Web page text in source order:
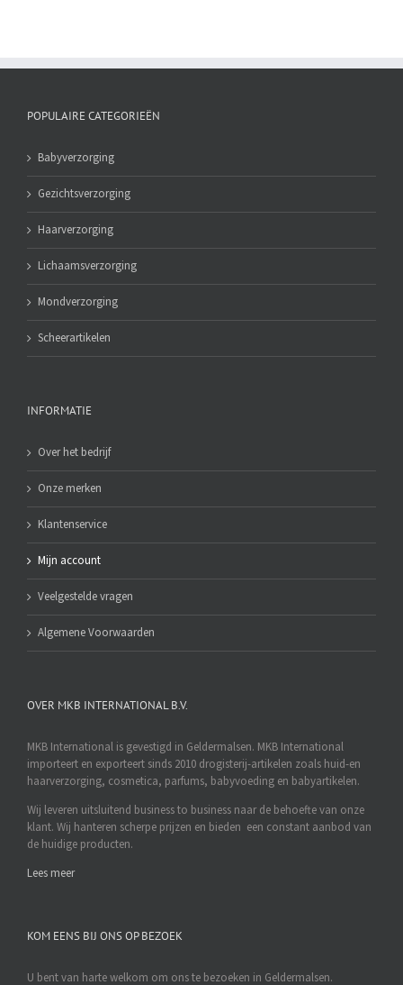
POPULAIRE CATEGORIEËN
Babyverzorging
Gezichtsverzorging
Haarverzorging
Lichaamsverzorging
Mondverzorging
Scheerartikelen
INFORMATIE
Over het bedrijf
Onze merken
Klantenservice
Mijn account
Veelgestelde vragen
Algemene Voorwaarden
OVER MKB INTERNATIONAL B.V.
MKB International is gevestigd in Geldermalsen. MKB International
importeert en exporteert sinds 2010 drogisterij-artikelen zoals huid-en
haarverzorging, cosmetica, parfums, babyvoeding en babyartikelen.
Wij leveren uitsluitend business to business naar de behoefte van onze
klant. Wij hanteren scherpe prijzen en bieden een constant aanbod van
de huidige producten.
Lees meer
KOM EENS BIJ ONS OP BEZOEK
U bent van harte welkom om ons te bezoeken in Geldermalsen.